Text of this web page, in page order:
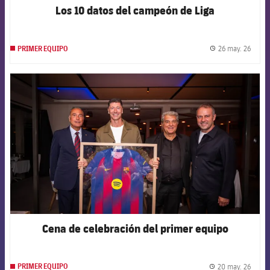
Los 10 datos del campeón de Liga
PRIMER EQUIPO 26 may. 26
FCB Barcelona badge
Cena de celebración del primer equipo
PRIMER EQUIPO 20 may. 26